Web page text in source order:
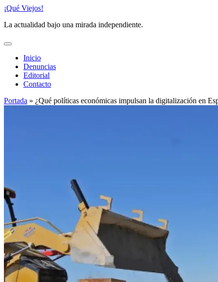
Saltar
contenido
¡Qué Viejos!
La actualidad bajo una mirada independiente.
Inicio
Denuncias
Editorial
Contacto
Portada » ¿Qué políticas económicas impulsan la digitalización en